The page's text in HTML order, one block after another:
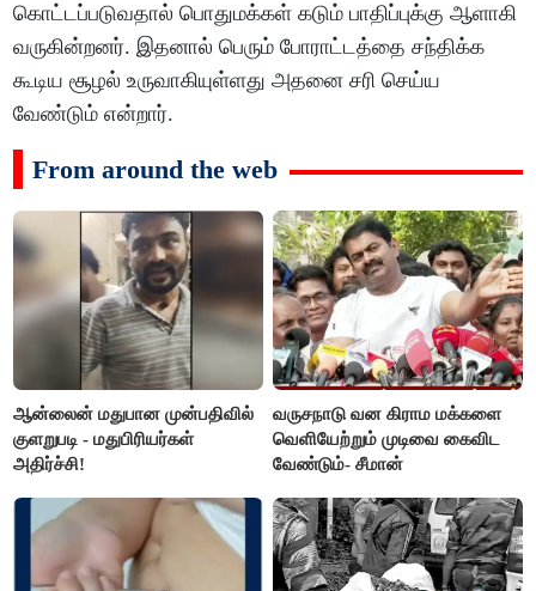
கொட்டப்படுவதால் பொதுமக்கள் கடும் பாதிப்புக்கு ஆளாகி
வருகின்றனர். இதனால் பெரும் போராட்டத்தை சந்திக்க
கூடிய சூழல் உருவாகியுள்ளது அதனை சரி செய்ய
வேண்டும் என்றார்.
From around the web
ஆன்லைன் மதுபான முன்பதிவில்
குளறுபடி - மதுபிரியர்கள்
அதிர்ச்சி!
வருசநாடு வன கிராம மக்களை
வெளியேற்றும் முடிவை கைவிட
வேண்டும்- சீமான்